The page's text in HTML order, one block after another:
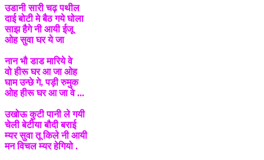
उडानी सारी चढ़ पथील
दाई बोटी मे बैठ गये घोला
साझ हैगे नी आयी ईजू
ओह सुवा घर ये जा
नान भौ डाड मारिये वे
वो हीरू घर आ जा ओह
घाम उन्छे गे, पड़ी रुमुक
ओह हीरू घर आ जा वे ...
उखोऊ कुटी पानी ले गयी
चेली बेटीया बौदी बराई
म्यर सुवा तू किले नी आयी
मन विचल म्यर हेगियो .